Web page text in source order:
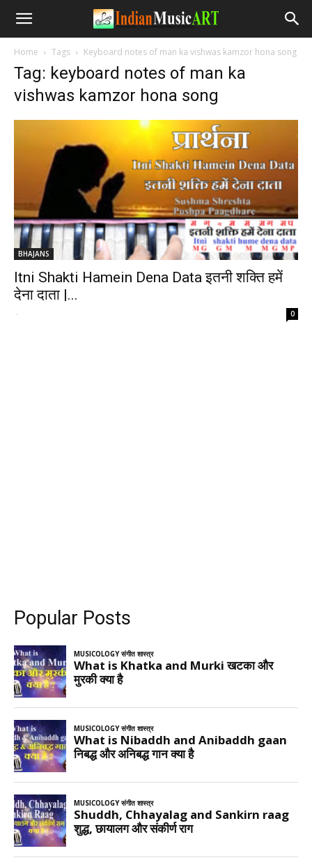
Home Tags Keyboard notes of man ka vishwas kamzor hona song
Tag: keyboard notes of man ka
vishwas kamzor hona song
BHAJANS
Itni Shakti Hamein Dena Data इतनी शक्ति हमें
देना दाता |...
- 0
Popular Posts